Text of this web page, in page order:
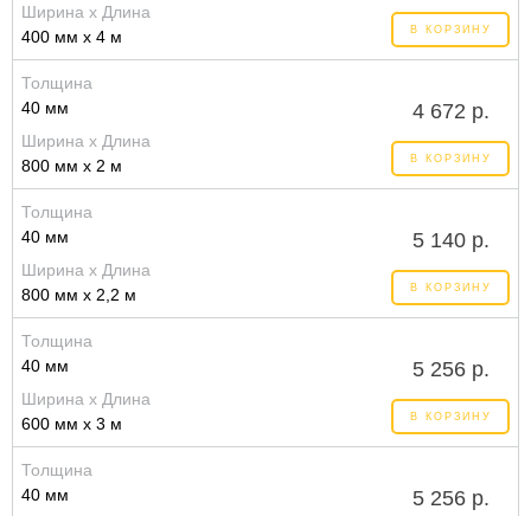
Ширина x Длина
400 мм x 4 м
В КОРЗИНУ
Толщина
40 мм
Ширина x Длина
800 мм x 2 м
4 672 р.
В КОРЗИНУ
Толщина
40 мм
Ширина x Длина
800 мм x 2,2 м
5 140 р.
В КОРЗИНУ
Толщина
40 мм
Ширина x Длина
600 мм x 3 м
5 256 р.
В КОРЗИНУ
Толщина
40 мм
5 256 р.